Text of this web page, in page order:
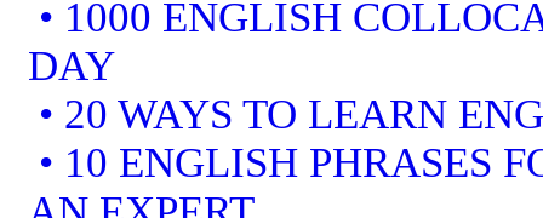
• 1000 ENGLISH
DAY
• 20 WAYS TO LEARN
• 10 ENGLISH PHRASES